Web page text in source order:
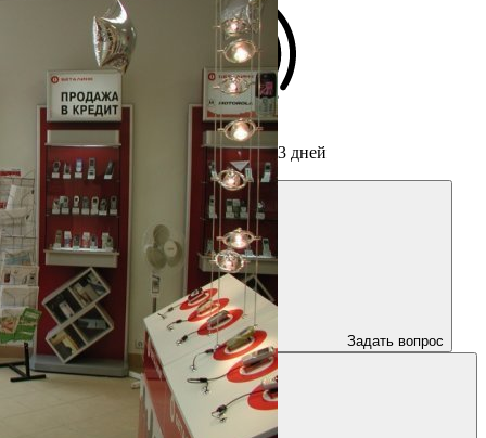
Срок изготовления мебелиот 3 дней
Задать вопрос